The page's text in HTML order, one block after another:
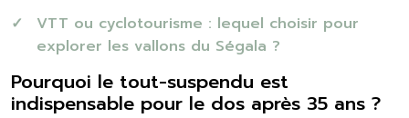
VTT ou cyclotourisme : lequel choisir pour
explorer les vallons du Ségala ?
Pourquoi le tout-suspendu est
indispensable pour le dos après 35 ans ?